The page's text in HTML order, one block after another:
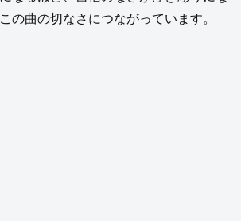
の曲の切なさにつながっています。